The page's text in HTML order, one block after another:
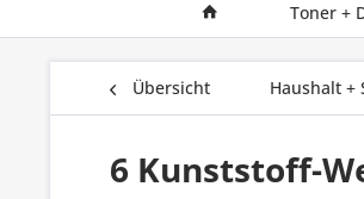
Toner +
Übersicht Haushalt +
6 Kunststoff-